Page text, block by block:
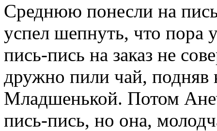
Среднюю понесли на
успел шепнуть, что пора
пись-пись на заказ не
дружно пили чай, подняв
Младшенькой. Потом
пись-пись, но она,